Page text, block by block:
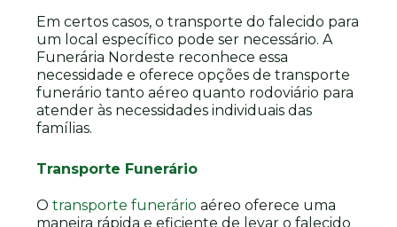
Em certos casos, o transporte do falecido para
um local específico pode ser necessário. A
Funerária Nordeste reconhece essa
necessidade e oferece opções de transporte
funerário tanto aéreo quanto rodoviário para
atender às necessidades individuais das
famílias.
Transporte Funerário
O transporte funerário aéreo oferece uma
maneira rápida e eficiente de levar o falecido